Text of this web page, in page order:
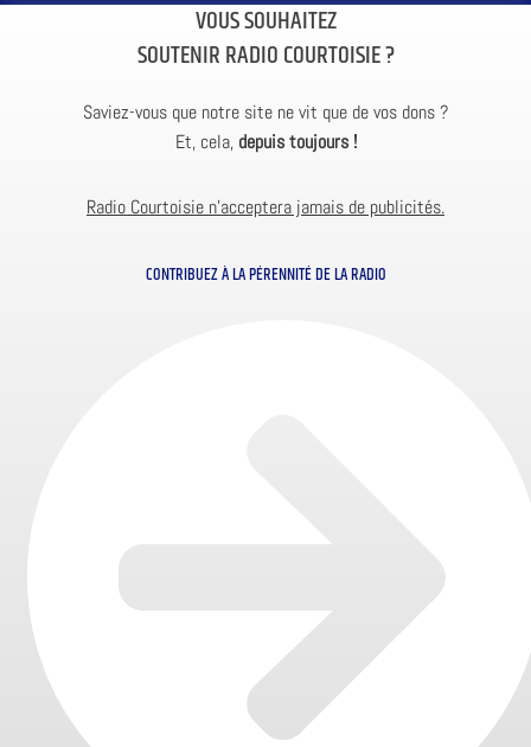
VOUS SOUHAITEZ
SOUTENIR RADIO COURTOISIE ?
Saviez-vous que notre site ne vit que de vos dons ?
Et, cela, depuis toujours !
Radio Courtoisie n’acceptera jamais de publicités.
CONTRIBUEZ À LA PÉRENNITÉ DE LA RADIO